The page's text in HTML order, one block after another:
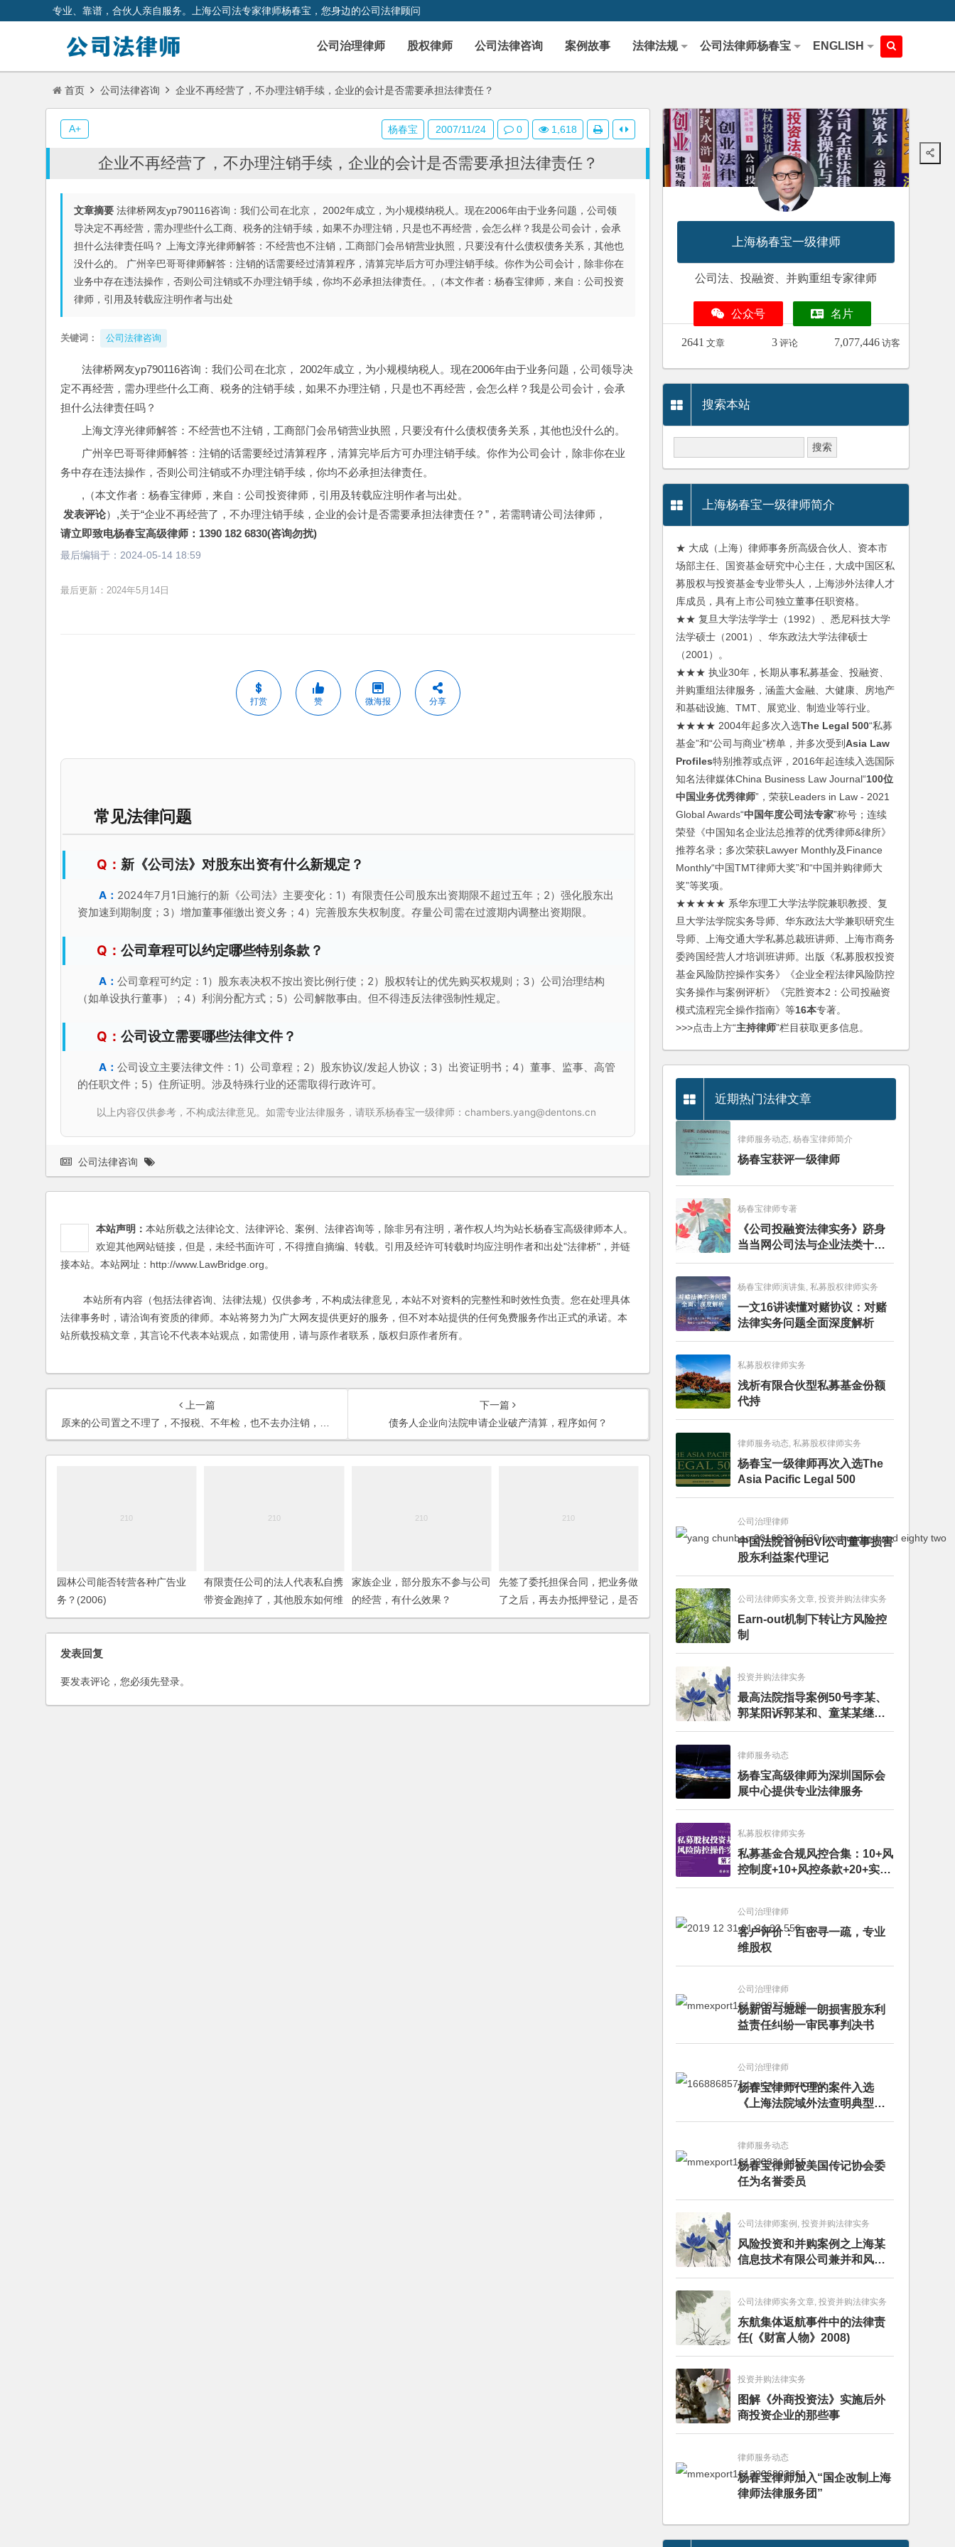
专业、靠谱，合伙人亲自服务。上海公司法专家律师杨春宝，您身边的公司法律顾问
公司治理律师 股权律师 公司法律咨询 案例故事 法律法规 公司法律师杨春宝 ENGLISH
首页 公司法律咨询 企业不再经营了，不办理注销手续，企业的会计是否需要承担法律责任？
企业不再经营了，不办理注销手续，企业的会计是否需要承担法律责任？
文章摘要 法律桥网友yp790116咨询：我们公司在北京， 2002年成立，为小规模纳税人。现在2006年由于业务问题，公司领
导决定不再经营，需办理些什么工商、税务的注销手续，如果不办理注销，只是也不再经营，会怎么样？我是公司会计，会承
担什么法律责任吗？ 上海文淳光律师解答：不经营也不注销，工商部门会吊销营业执照，只要没有什么债权债务关系，其他也
没什么的。 广州辛巴哥哥律师解答：注销的话需要经过清算程序，清算完毕后方可办理注销手续。你作为公司会计，除非你在
业务中存在违法操作，否则公司注销或不办理注销手续，你均不必承担法律责任。,（本文作者：杨春宝律师，来自：公司投资
律师，引用及转载应注明作者与出处
关键词： 公司法律咨询
法律桥网友yp790116咨询：我们公司在北京， 2002年成立，为小规模纳税人。现在2006年由于业务问题，公司领导决
定不再经营，需办理些什么工商、税务的注销手续，如果不办理注销，只是也不再经营，会怎么样？我是公司会计，会承
担什么法律责任吗？
上海文淳光律师解答：不经营也不注销，工商部门会吊销营业执照，只要没有什么债权债务关系，其他也没什么的。
广州辛巴哥哥律师解答：注销的话需要经过清算程序，清算完毕后方可办理注销手续。你作为公司会计，除非你在业
务中存在违法操作，否则公司注销或不办理注销手续，你均不必承担法律责任。
,（本文作者：杨春宝律师，来自：公司投资律师，引用及转载应注明作者与出处。
发表评论）,关于“企业不再经营了，不办理注销手续，企业的会计是否需要承担法律责任？”，若需聘请公司法律师，
请立即致电杨春宝高级律师：1390 182 6830(咨询勿扰)
最后编辑于： 2024-05-14 18:59
最后更新：2024年5月14日
打赏 赞 微海报 分享
常见法律问题
新《公司法》对股东出资有什么新规定？
2024年7月1日施行的新《公司法》主要变化：1）有限责任公司股东出资期限不超过五年；2）强化股东出
资加速到期制度；3）增加董事催缴出资义务；4）完善股东失权制度。存量公司需在过渡期内调整出资期限。
公司章程可以约定哪些特别条款？
公司章程可约定：1）股东表决权不按出资比例行使；2）股权转让的优先购买权规则；3）公司治理结构
（如单设执行董事）；4）利润分配方式；5）公司解散事由。但不得违反法律强制性规定。
公司设立需要哪些法律文件？
公司设立主要法律文件：1）公司章程；2）股东协议/发起人协议；3）出资证明书；4）董事、监事、高管
的任职文件；5）住所证明。涉及特殊行业的还需取得行政许可。
以上内容仅供参考，不构成法律意见。如需专业法律服务，请联系杨春宝一级律师：chambers.yang@dentons.cn
杨春宝 2007/11/24 0 1,618
A+
公司法律咨询
本站声明： 本站所载之法律论文、法律评论、案例、法律咨询等，除非另有注明，著作权人均为站长杨春宝高级律师本人。
欢迎其他网站链接，但是，未经书面许可，不得擅自摘编、转载。引用及经许可转载时均应注明作者和出处"法律桥"，并链
接本站。本站网址：http://www.LawBridge.org。
本站所有内容（包括法律咨询、法律法规）仅供参考，不构成法律意见，本站不对资料的完整性和时效性负责。您在处理具体
法律事务时，请洽询有资质的律师。本站将努力为广大网友提供更好的服务，但不对本站提供的任何免费服务作出正式的承诺。本
站所载投稿文章，其言论不代表本站观点，如需使用，请与原作者联系，版权归原作者所有。
上一篇
原来的公司置之不理了，不报税、不年检，也不去办注销，还可以在开公司吗？是否有影响？
下一篇
债务人企业向法院申请企业破产清算，程序如何？
园林公司能否转营各种广告业
务？(2006)
有限责任公司的法人代表私自携
带资金跑掉了，其他股东如何维
护权益？
家族企业，部分股东不参与公司
的经营，有什么效果？
先签了委托担保合同，把业务做
了之后，再去办抵押登记，是否
存在风险？
发表回复
要发表评论，您必须先登录。
上海杨春宝一级律师
公司法、投融资、并购重组专家律师
公众号 名片
2641 文章 3 评论 7,077,446 访客
搜索本站
上海杨春宝一级律师简介
★ 大成（上海）律师事务所高级合伙人、资本市
场部主任、国资基金研究中心主任，大成中国区私
募股权与投资基金专业带头人，上海涉外法律人才
库成员，具有上市公司独立董事任职资格。
★★ 复旦大学法学学士（1992）、悉尼科技大学
法学硕士（2001）、华东政法大学法律硕士
（2001）。
★★★ 执业30年，长期从事私募基金、投融资、
并购重组法律服务，涵盖大金融、大健康、房地产
和基础设施、TMT、展览业、制造业等行业。
★★★★ 2004年起多次入选The Legal 500“私募
基金”和“公司与商业”榜单，并多次受到Asia Law
Profiles特别推荐或点评，2016年起连续入选国际
知名法律媒体China Business Law Journal“100位
中国业务优秀律师”，荣获Leaders in Law - 2021
Global Awards“中国年度公司法专家”称号；连续
荣登《中国知名企业法总推荐的优秀律师&律所》
推荐名录；多次荣获Lawyer Monthly及Finance
Monthly“中国TMT律师大奖”和“中国并购律师大
奖”等奖项。
★★★★★ 系华东理工大学法学院兼职教授、复
旦大学法学院实务导师、华东政法大学兼职研究生
导师、上海交通大学私募总裁班讲师、上海市商务
委跨国经营人才培训班讲师。出版《私募股权投资
基金风险防控操作实务》《企业全程法律风险防控
实务操作与案例评析》《完胜资本2：公司投融资
模式流程完全操作指南》等16本专著。
>>>点击上方“主持律师”栏目获取更多信息。
近期热门法律文章
律师服务动态, 杨春宝律师简介
杨春宝获评一级律师
杨春宝律师专著
《公司投融资法律实务》跻身
当当网公司法与企业法类十大
畅销图书榜
杨春宝律师演讲集, 私募股权律师实务
一文16讲读懂对赌协议：对赌
法律实务问题全面深度解析
私募股权律师实务
浅析有限合伙型私募基金份额
代持
律师服务动态, 私募股权律师实务
杨春宝一级律师再次入选The
Asia Pacific Legal 500
公司治理律师
中国法院首例BVI公司董事损害
股东利益案代理记
公司法律师实务文章, 投资并购法律实务
Earn-out机制下转让方风险控
制
投资并购法律实务
最高法院指导案例50号李某、
郭某阳诉郭某和、童某某继承
纠纷案
律师服务动态
杨春宝高级律师为深圳国际会
展中心提供专业法律服务
私募股权律师实务
私募基金合规风控合集：10+风
控制度+10+风控条款+20+实务
文章+每月动态
公司治理律师
客户评价：百密寻一疏，专业
维股权
公司治理律师
杨新宙与堀雄一朗损害股东利
益责任纠纷一审民事判决书
公司治理律师
杨春宝律师代理的案件入选
《上海法院域外法查明典型案
例》
律师服务动态
杨春宝律师被美国传记协会委
任为名誉委员
公司法律师案例, 投资并购法律实务
风险投资和并购案例之上海某
信息技术有限公司兼并和风险
投资服务
公司法律师实务文章, 投资并购法律实务
东航集体返航事件中的法律责
任(《财富人物》2008)
投资并购法律实务
图解《外商投资法》实施后外
商投资企业的那些事
律师服务动态
杨春宝律师加入“国企改制上海
律师法律服务团”